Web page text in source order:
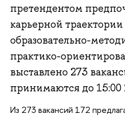
претендентом
карьерной
образовательно-
практико-
выставлено 273
принимаются до 15:00
Из 273 вакансий 172